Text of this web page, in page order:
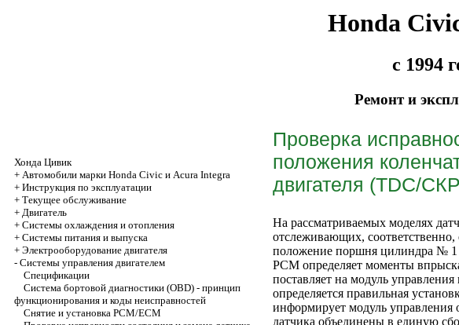
Honda
с 1994
Ремонт и
Хонда Цивик
+ Автомобили марки Honda Civic и Acura Integra
+ Инструкция по эксплуатации
+ Текущее обслуживание
+ Двигатель
+ Системы охлаждения и отопления
+ Системы питания и выпуска
+ Электрооборудование двигателя
- Системы управления двигателем
Спецификации
Система бортовой диагностики (OBD) - принцип
функционирования и коды неисправностей
Снятие и установка РСМ/ЕСМ
Проверка
положения
двигателя (TDC/
На рассматриваемых моделях
отслеживающих,
положение поршня цилиндра №
РСМ определяет моменты
поставляет на модуль
определяется правильная
информирует модуль управления
датчика объединены в единую